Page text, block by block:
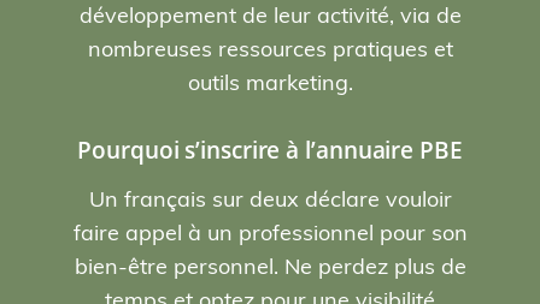
développement de leur activité, via de
nombreuses ressources pratiques et
outils marketing.
Pourquoi s’inscrire à l’annuaire PBE
Un français sur deux déclare vouloir
faire appel à un professionnel pour son
bien-être personnel. Ne perdez plus de